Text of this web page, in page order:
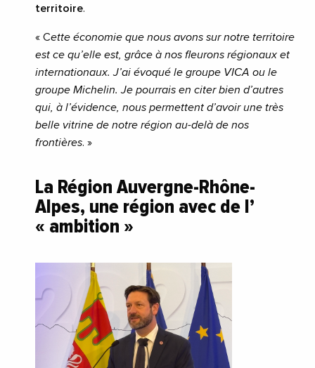
territoire.
« Cette économie que nous avons sur notre territoire
est ce qu’elle est, grâce à nos fleurons régionaux et
internationaux. J’ai évoqué le groupe VICA ou le
groupe Michelin. Je pourrais en citer bien d’autres
qui, à l’évidence, nous permettent d’avoir une très
belle vitrine de notre région au-delà de nos
frontières. »
La Région Auvergne-Rhône-
Alpes, une région avec de l’
« ambition »